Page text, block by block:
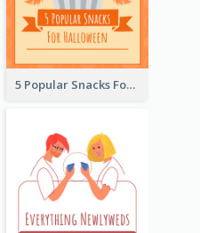
5 Popular Snacks For Halloween